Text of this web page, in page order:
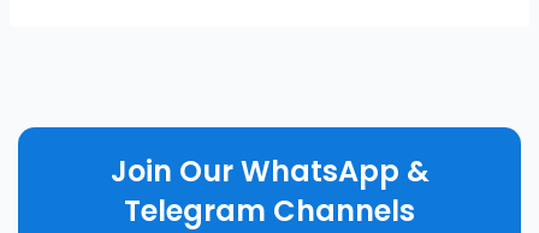
Join Our WhatsApp &
Telegram Channels